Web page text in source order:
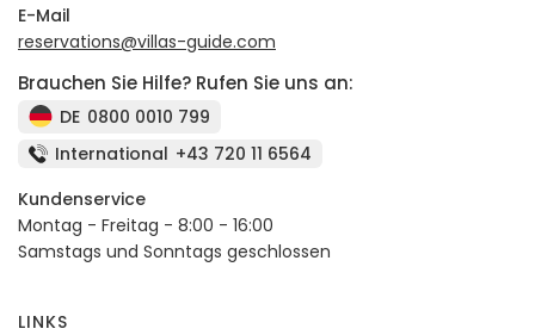
E-Mail
reservations@villas-guide.com
Brauchen Sie Hilfe? Rufen Sie uns an:
DE 0800 0010 799
International +43 720 11 6564
Kundenservice
Montag - Freitag - 8:00 - 16:00
Samstags und Sonntags geschlossen
LINKS